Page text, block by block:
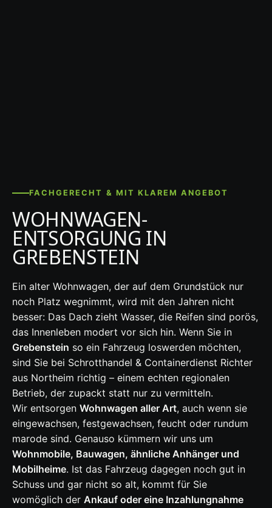
FACHGERECHT & MIT KLAREM ANGEBOT
WOHNWAGEN-
ENTSORGUNG IN
GREBENSTEIN
Ein alter Wohnwagen, der auf dem Grundstück nur
noch Platz wegnimmt, wird mit den Jahren nicht
besser: Das Dach zieht Wasser, die Reifen sind porös,
das Innenleben modert vor sich hin. Wenn Sie in
Grebenstein so ein Fahrzeug loswerden möchten,
sind Sie bei Schrotthandel & Containerdienst Richter
aus Northeim richtig – einem echten regionalen
Betrieb, der zupackt statt nur zu vermitteln.
Wir entsorgen Wohnwagen aller Art, auch wenn sie
eingewachsen, festgewachsen, feucht oder rundum
marode sind. Genauso kümmern wir uns um
Wohnmobile, Bauwagen, ähnliche Anhänger und
Mobilheime. Ist das Fahrzeug dagegen noch gut in
Schuss und gar nicht so alt, kommt für Sie
womöglich der Ankauf oder eine Inzahlungnahme